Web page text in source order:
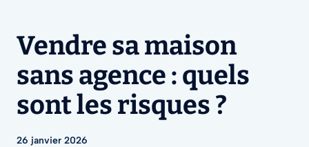
Vendre sa maison
sans agence : quels
sont les risques ?
26 janvier 2026